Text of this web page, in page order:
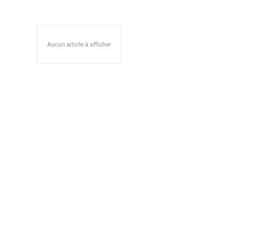
Aucun article à afficher